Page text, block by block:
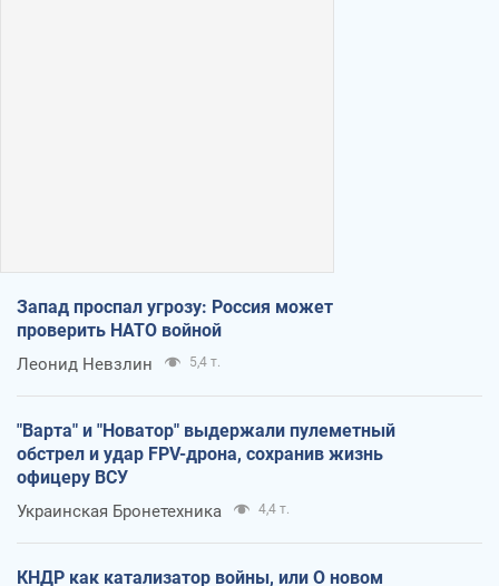
Запад проспал угрозу: Россия может
проверить НАТО войной
Леонид Невзлин 5,4 т.
"Варта" и "Новатор" выдержали пулеметный
обстрел и удар FPV-дрона, сохранив жизнь
офицеру ВСУ
Украинская Бронетехника 4,4 т.
КНДР как катализатор войны, или О новом